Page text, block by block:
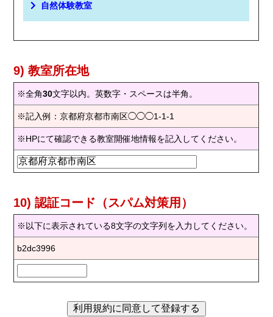
自然体験教室
9) 教室所在地
※全角30文字以内。英数字・スペースは半角。
※記入例：京都府京都市南区◯◯◯1-1-1
※HPにて確認できる教室開催地情報を記入してください。
10) 認証コード（スパム対策用）
※以下に表示されている8文字の文字列を入力してください。
b2dc3996